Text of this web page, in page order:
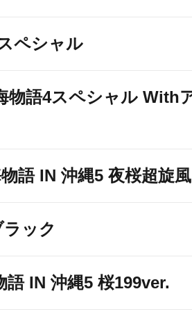
ペシャル
物語4スペシャル With
語 IN 沖縄5 夜桜超旋
ック
語 IN 沖縄5 桜199ver.